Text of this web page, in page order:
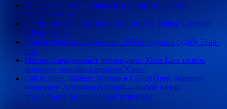
Плющенко решил попросить министра спорта
об одолжении
Организаторы изменили правила боя Майка Тайсона
и Роя Джонса
«Как в советские времена»: ISU определил судьбу Гран-
при
Microsoft продолжает ребрендинг: Xbox Live теперь
именуют «онлайн-сервисом Xbox»
Call of Duty: Modern Warfare и Call of Duty: Warzone
озолотили Activision Blizzard — Бобби Котик
похвастался финансовыми успехами